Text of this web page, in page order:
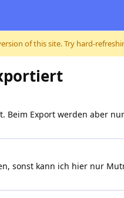
of this site. Try hard-
Export werden aber
sonst kann ich hier nur